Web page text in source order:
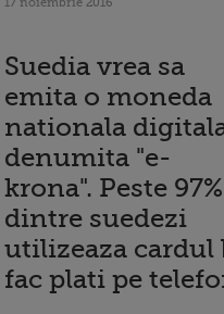
Suedia vrea sa
emita o moneda
nationala
denumita "e-
krona". Peste 97%
dintre suedezi
utilizeaza cardul
fac plati pe